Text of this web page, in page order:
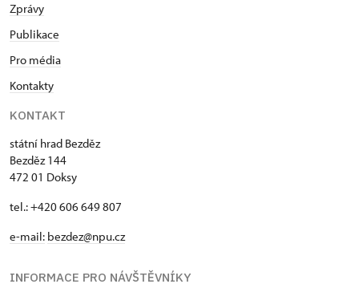
Zprávy
Publikace
Pro média
Kontakty
KONTAKT
státní hrad Bezděz
Bezděz 144
472 01 Doksy
tel.: +420 606 649 807
e-mail: bezdez@npu.cz
INFORMACE PRO NÁVŠTĚVNÍKY